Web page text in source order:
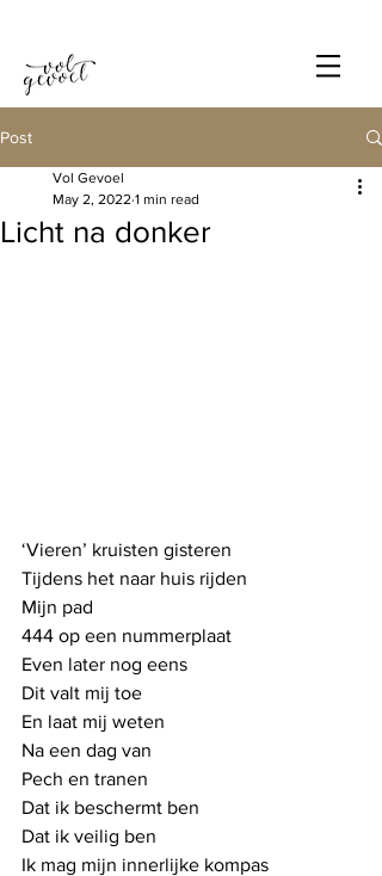
Post
Licht na donker
Vol Gevoel
May 2, 2022 1 min read
‘Vieren’ kruisten gisteren
Tijdens het naar huis rijden
Mijn pad
444 op een nummerplaat
Even later nog eens
Dit valt mij toe
En laat mij weten
Na een dag van
Pech en tranen
Dat ik beschermt ben
Dat ik veilig ben
Ik mag mijn innerlijke kompas